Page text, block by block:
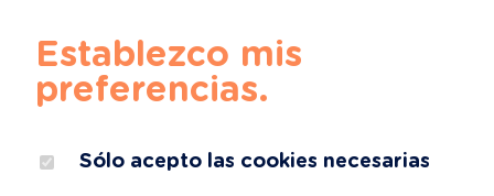
Establezco mis
preferencias.
Sólo acepto las cookies necesarias